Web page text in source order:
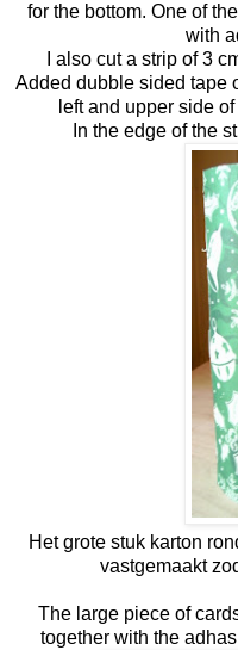
for the bottom. One of
with
I also cut a strip of 3
Added dubble sided tape
left and upper side
In the edge of the
Het grote stuk karton
vastgemaakt
The large piece of
together with the